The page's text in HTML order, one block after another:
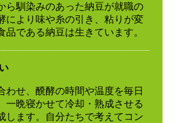
ら馴染みのあった納豆が就職の
により味や糸の引き、粘りが変
品である納豆は生きています。
わせ、醗酵の時間や温度を毎日
一晩寝かせて冷却・熟成させる
します。自分たちで考えてコン